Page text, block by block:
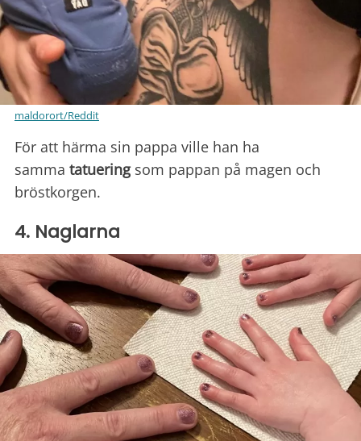
maldorort/Reddit
För att härma sin pappa ville han ha
samma tatueringsom pappan på magen och
bröstkorgen.
4. Naglarna